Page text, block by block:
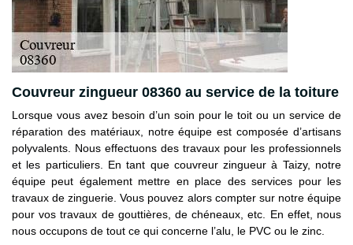
Couvreur zingueur 08360 au service de la toiture
Lorsque vous avez besoin d’un soin pour le toit ou un service de
réparation des matériaux, notre équipe est composée d’artisans
polyvalents. Nous effectuons des travaux pour les professionnels
et les particuliers. En tant que couvreur zingueur à Taizy, notre
équipe peut également mettre en place des services pour les
travaux de zinguerie. Vous pouvez alors compter sur notre équipe
pour vos travaux de gouttières, de chéneaux, etc. En effet, nous
nous occupons de tout ce qui concerne l’alu, le PVC ou le zinc.